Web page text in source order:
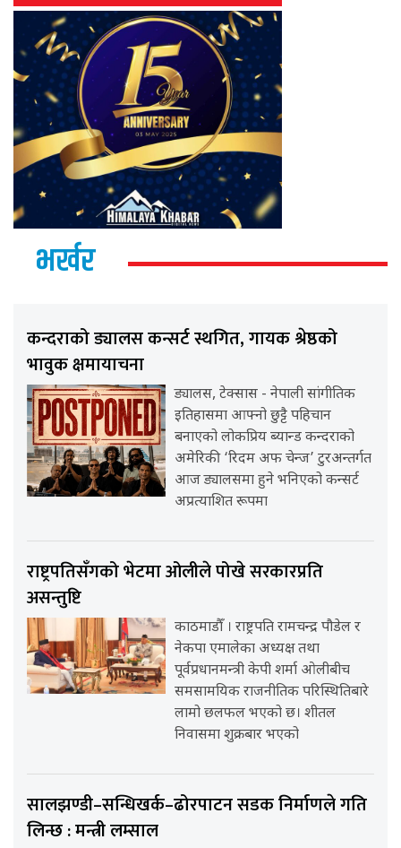
भर्खर
कन्दराको ड्यालस कन्सर्ट स्थगित, गायक श्रेष्ठको
भावुक क्षमायाचना
ड्यालस, टेक्सास - नेपाली सांगीतिक
इतिहासमा आफ्नो छुट्टै पहिचान
बनाएको लोकप्रिय ब्यान्ड कन्दराको
अमेरिकी ‘रिदम अफ चेन्ज’ टुरअन्तर्गत
आज ड्यालसमा हुने भनिएको कन्सर्ट
अप्रत्याशित रूपमा
राष्ट्रपतिसँगको भेटमा ओलीले पोखे सरकारप्रति
असन्तुष्टि
काठमाडौँ । राष्ट्रपति रामचन्द्र पौडेल र
नेकपा एमालेका अध्यक्ष तथा
पूर्वप्रधानमन्त्री केपी शर्मा ओलीबीच
समसामयिक राजनीतिक परिस्थितिबारे
लामो छलफल भएको छ। शीतल
निवासमा शुक्रबार भएको
सालझण्डी–सन्धिखर्क–ढोरपाटन सडक निर्माणले गति
लिन्छ : मन्त्री लम्साल